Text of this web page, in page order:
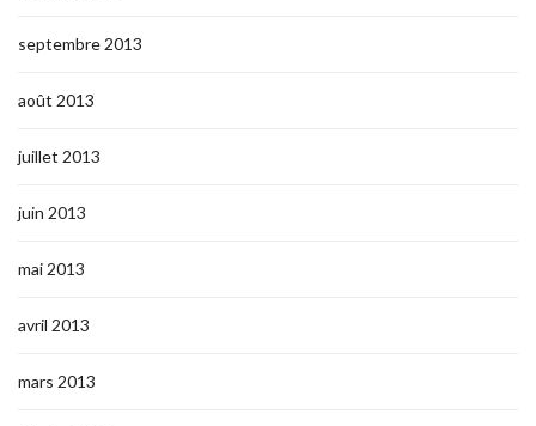
septembre 2013
août 2013
juillet 2013
juin 2013
mai 2013
avril 2013
mars 2013